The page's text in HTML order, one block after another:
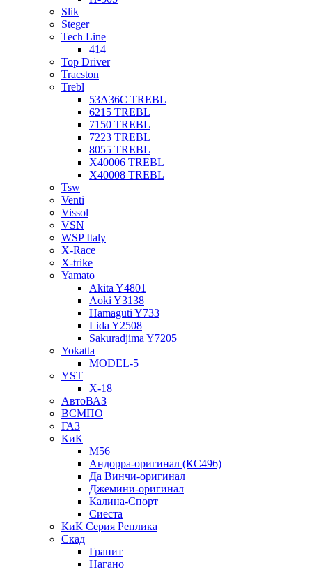
Slik
Steger
Tech Line
414
Top Driver
Tracston
Trebl
53A36C TREBL
6215 TREBL
7150 TREBL
7223 TREBL
8055 TREBL
X40006 TREBL
X40008 TREBL
Tsw
Venti
Vissol
VSN
WSP Italy
X-Race
X-trike
Yamato
Akita Y4801
Aoki Y3138
Hamaguti Y733
Lida Y2508
Sakuradjima Y7205
Yokatta
MODEL-5
YST
X-18
АвтоВАЗ
ВСМПО
ГАЗ
КиК
M56
Андорра-оригинал (КС496)
Да Винчи-оригинал
Джемини-оригинал
Калина-Спорт
Сиеста
КиК Серия Реплика
Скад
Гранит
Нагано